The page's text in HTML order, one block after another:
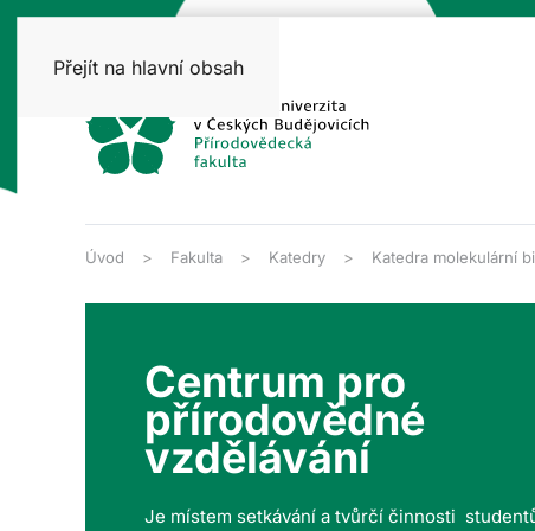
Přejít na hlavní obsah
Úvod Fakulta Katedry Katedra molekulární
Centrum pro
přírodovědné
vzdělávání
Je místem setkávání a tvůrčí činnosti